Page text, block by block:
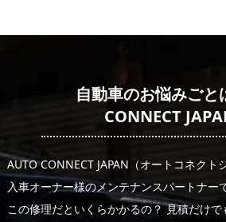
自動車のお悩みごと
CONNECT
AUTO CONNECT JAPAN（オートコネクト
入車オーナー様のメンテナンスパートナー
この修理だといくらかかるの？ 見積だけで